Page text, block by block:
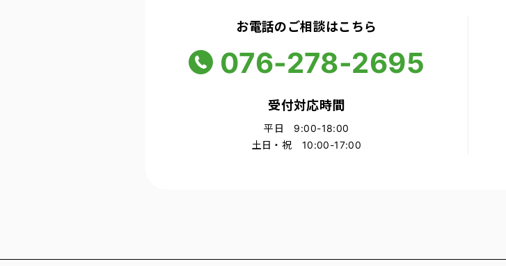
お電話のご相談はこちら
076-278-2695
受付対応時間
平日 9:00-18:00
土日・祝 10:00-17:00